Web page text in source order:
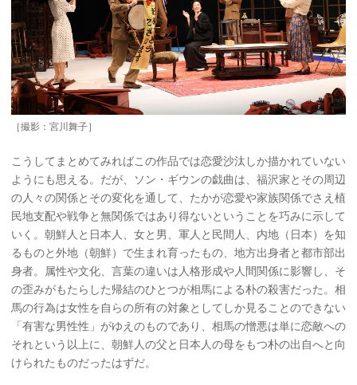
［撮影：宮川舞子］
こうしてまとめてみればこの作品では恋愛沙汰しか描かれていない
ようにも思える。だが、ソン・ギウンの戯曲は、福沢家とその周辺
の人々の関係とその変化を通して、たかが恋愛や家族関係でさえ植
民地支配や戦争と無関係ではあり得ないということを巧みに示して
いく。朝鮮人と日本人、女と男、軍人と民間人、内地（日本）を知
るものと外地（朝鮮）で生まれ育ったもの、地方出身者と都市部出
身者。属性や文化、言葉の違いは人格形成や人間関係に影響し、そ
の歪みがもたらした帰結のひとつが相馬による朴の殺害だった。相
馬の行為は女性を自らの所有の対象としてしか見ることのできない
「有害な男性性」がゆえのものであり、相馬の憎悪は単に恋敵への
それという以上に、朝鮮人の父と日本人の母をもつ朴の出自へと向
けられたものだったはずだ。